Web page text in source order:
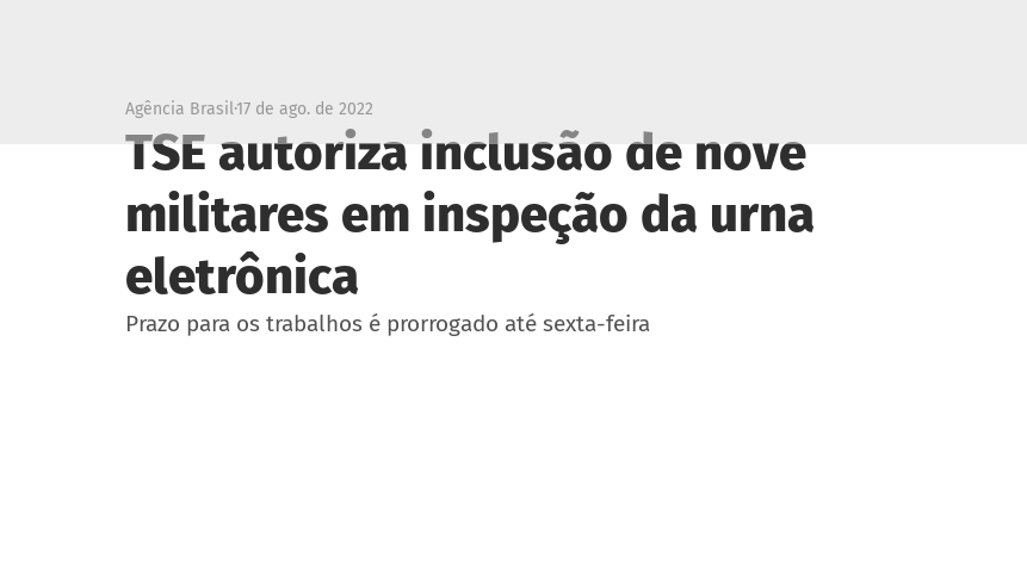
TSE autoriza inclusão de nove
militares em inspeção da urna
eletrônica
Agência Brasil17 de ago. de 2022
Prazo para os trabalhos é prorrogado até sexta-feira